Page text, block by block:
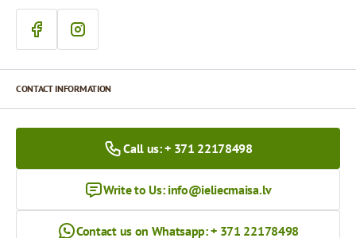
CONTACT INFORMATION
Call us: + 371 22178498
Write to Us: info@ieliecmaisa.lv
Contact us on Whatsapp: + 371 22178498